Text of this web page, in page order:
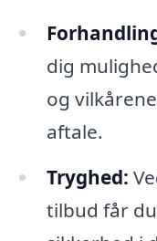
dig
og
aftale.
Tryghed:
tilbud får